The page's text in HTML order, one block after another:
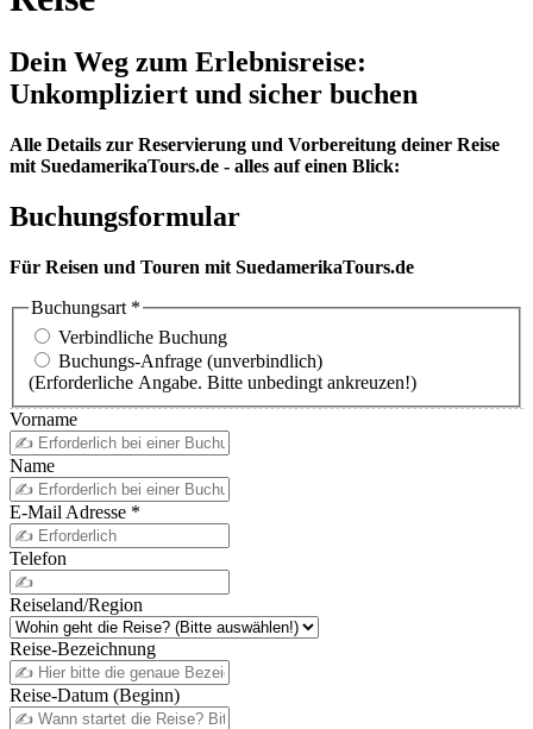
Dein Weg zum Erlebnisreise:
Unkompliziert und sicher buchen
Alle Details zur Reservierung und Vorbereitung deiner Reise
mit SuedamerikaTours.de - alles auf einen Blick:
Buchungsformular
Für Reisen und Touren mit SuedamerikaTours.de
Buchungsart *
Verbindliche Buchung
Buchungs-Anfrage (unverbindlich)
(Erforderliche Angabe. Bitte unbedingt ankreuzen!)
Vorname
Name
E-Mail Adresse *
Telefon
Reiseland/Region
Reise-Bezeichnung
Reise-Datum (Beginn)